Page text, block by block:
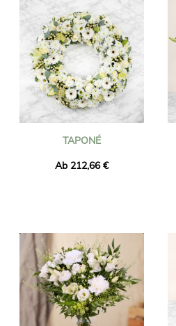
TAPONÉ
Ab 212,66 €